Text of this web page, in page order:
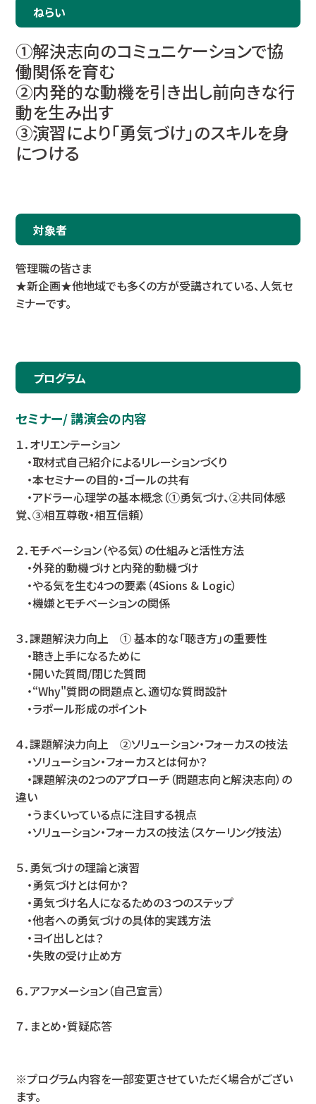
ねらい
①解決志向のコミュニケーションで協
働関係を育む
②内発的な動機を引き出し前向きな行
動を生み出す
③演習により「勇気づけ」のスキルを身
につける
対象者
管理職の皆さま
★新企画★他地域でも多くの方が受講されている、人気セ
ミナーです。
プログラム
セミナー/ 講演会の内容
１．オリエンテーション
・取材式自己紹介によるリレーションづくり
・本セミナーの目的・ゴールの共有
・アドラー心理学の基本概念（①勇気づけ、②共同体感
覚、③相互尊敬・相互信頼）
２．モチベーション（やる気）の仕組みと活性方法
・外発的動機づけと内発的動機づけ
・やる気を生む4つの要素（4Sions & Logic）
・機嫌とモチベーションの関係
３．課題解決力向上 ① 基本的な「聴き方」の重要性
・聴き上手になるために
・開いた質問/閉じた質問
・“Why"質問の問題点と、適切な質問設計
・ラポール形成のポイント
４．課題解決力向上 ②ソリューション・フォーカスの技法
・ソリューション・フォーカスとは何か？
・課題解決の2つのアプローチ（問題志向と解決志向）の
違い
・うまくいっている点に注目する視点
・ソリューション・フォーカスの技法（スケーリング技法）
５．勇気づけの理論と演習
・勇気づけとは何か？
・勇気づけ名人になるための３つのステップ
・他者への勇気づけの具体的実践方法
・ヨイ出しとは？
・失敗の受け止め方
６．アファメーション（自己宣言）
７．まとめ・質疑応答
※プログラム内容を一部変更させていただく場合がござい
ます。